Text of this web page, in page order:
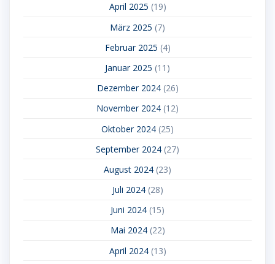
April 2025 (19)
März 2025 (7)
Februar 2025 (4)
Januar 2025 (11)
Dezember 2024(26)
November 2024 (12)
Oktober 2024 (25)
September 2024 (27)
August 2024 (23)
Juli 2024(28)
Juni 2024 (15)
Mai 2024(22)
April 2024(13)